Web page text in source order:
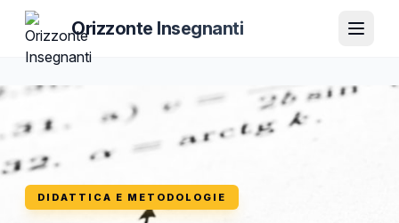
Orizzonte Insegnanti
DIDATTICA E METODOLOGIE